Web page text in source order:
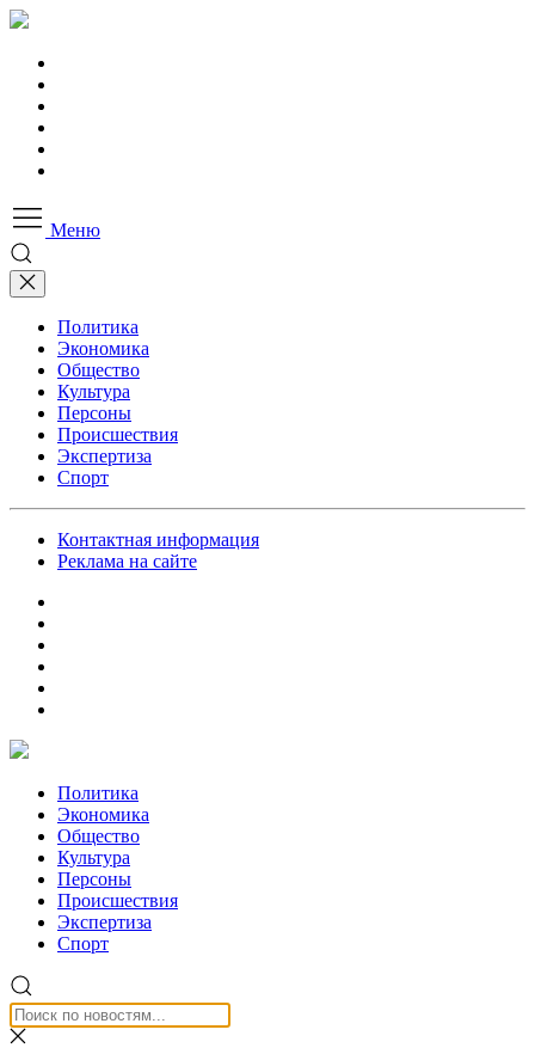
Меню
Политика
Экономика
Общество
Культура
Персоны
Происшествия
Экспертиза
Спорт
Контактная информация
Реклама на сайте
Политика
Экономика
Общество
Культура
Персоны
Происшествия
Экспертиза
Спорт